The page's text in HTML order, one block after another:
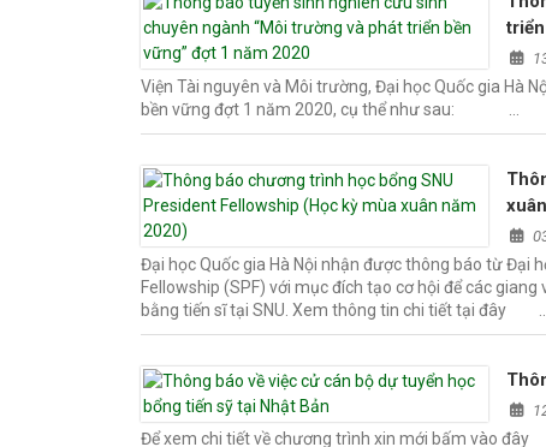
Viện Tài nguyên và Môi trường, Đại học Quốc gia Hà
bền vững đợt 1 năm 2020, cụ thể như sau: …
Đại học Quốc gia Hà Nội nhận được thông báo từ Đại
Fellowship (SPF) với mục đích tạo cơ hội để các
bằng tiến sĩ tại SNU. Xem thông tin chi tiết tại đây
Để xem chi tiết về chương trình xin mới bấm